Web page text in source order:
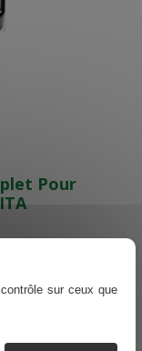
Pour
sur ceux que